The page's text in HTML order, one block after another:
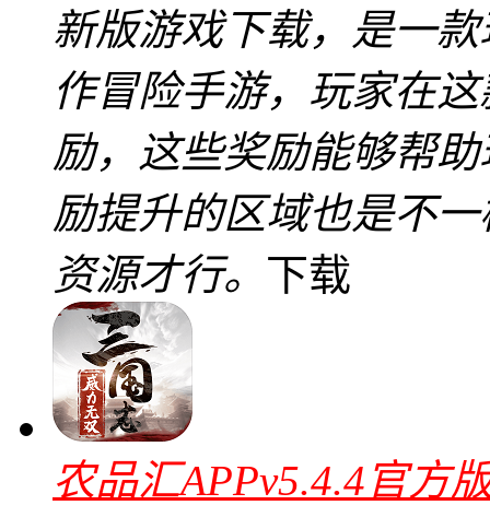
新版游戏下载，是一
作冒险手游，玩家在
励，这些奖励能够帮
励提升的区域也是不
资源才行。 下载
农品汇APPv5.4.4官方